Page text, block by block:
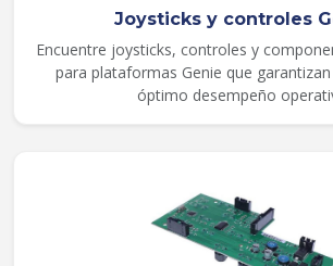
Joysticks y controles
Encuentre joysticks, controles y
para plataformas Genie que
óptimo desempeño